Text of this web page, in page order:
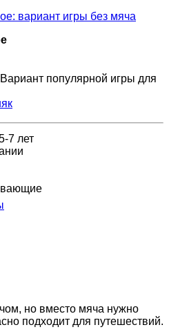
Вариант популярной игры для
7 лет
но вместо мяча нужно
подходит для путешествий.